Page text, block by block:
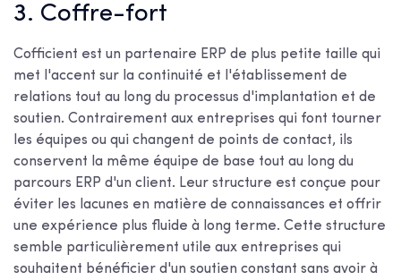
3. Coffre-fort
Cofficient est un partenaire ERP de plus petite taille qui
met l'accent sur la continuité et l'établissement de
relations tout au long du processus d'implantation et de
soutien. Contrairement aux entreprises qui font tourner
les équipes ou qui changent de points de contact, ils
conservent la même équipe de base tout au long du
parcours ERP d'un client. Leur structure est conçue pour
éviter les lacunes en matière de connaissances et offrir
une expérience plus fluide à long terme. Cette structure
semble particulièrement utile aux entreprises qui
souhaitent bénéficier d'un soutien constant sans avoir à